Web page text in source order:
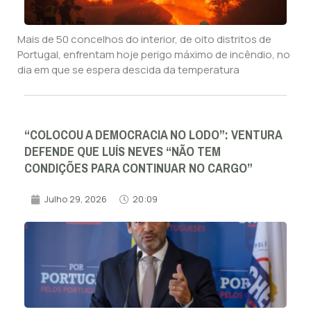
Mais de 50 concelhos do interior, de oito distritos de
Portugal, enfrentam hoje perigo máximo de incêndio, no
dia em que se espera descida da temperatura
“COLOCOU A DEMOCRACIA NO LODO”: VENTURA
DEFENDE QUE LUÍS NEVES “NÃO TEM
CONDIÇÕES PARA CONTINUAR NO CARGO”
Julho 29, 2026 20:09